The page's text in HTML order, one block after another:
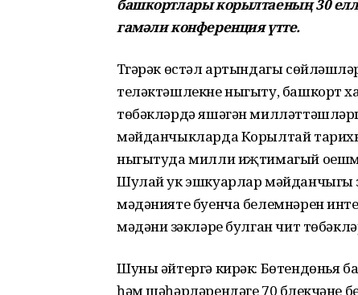
башкортлары корылтаеның 30
гамәли конференция үтте.
Түгәрәк өстәл артындагы
теләктәшлекне ныгыту, башкорт
төбәкләрдә яшәгән
мәйданчыкларда Корылтай
ныгытуда милли иҗтимагый
Шулай ук эшкуарлар мәйданчыгы
мәдәнияте буенча белемнәрен
мәдәни үзәкләре булган чит
Шуны әйтергә кирәк: Бөтендөнья
һәм шәһәрләрендәге 70 бүлекчәне